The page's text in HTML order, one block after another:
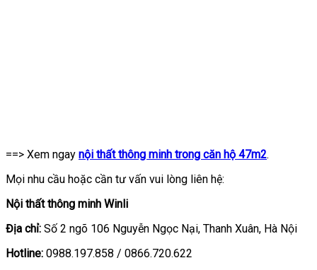
==> Xem ngay nội thất thông minh trong căn hộ 47m2.
Mọi nhu cầu hoặc cần tư vấn vui lòng liên hệ:
Nội thất thông minh Winli
Địa chỉ: Số 2 ngõ 106 Nguyễn Ngọc Nại, Thanh Xuân, Hà Nội
Hotline: 0988.197.858 / 0866.720.622